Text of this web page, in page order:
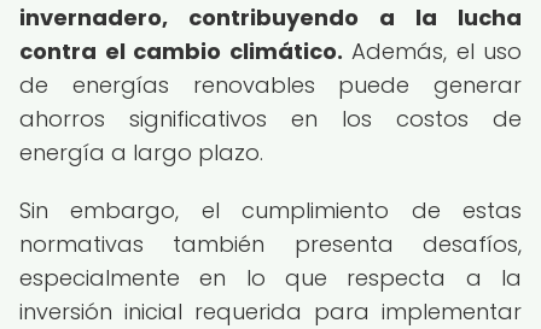
invernadero, contribuyendo a la lucha
contra el cambio climático. Además, el uso
de energías renovables puede generar
ahorros significativos en los costos de
energía a largo plazo.
Sin embargo, el cumplimiento de estas
normativas también presenta desafíos,
especialmente en lo que respecta a la
inversión inicial requerida para implementar